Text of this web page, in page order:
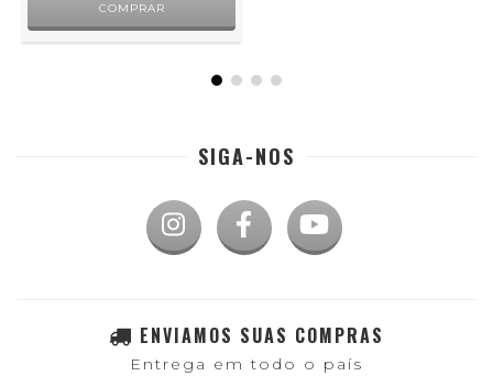
COMPRAR
SIGA-NOS
ENVIAMOS SUAS COMPRAS
Entrega em todo o país